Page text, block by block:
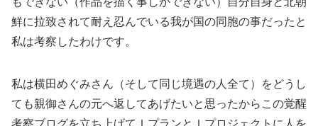
鮮に拉致されて耐え忍んでいる我が国の同胞の事だったと
私は考察したわけです。
私は横田めぐみさん（そして同じ境遇の人全て）をどうし
ても親御さんの元へ返してあげたいと思ったからこの覚醒
考察ブログを立ち上げてＩプランとＩプロジェクトに人を